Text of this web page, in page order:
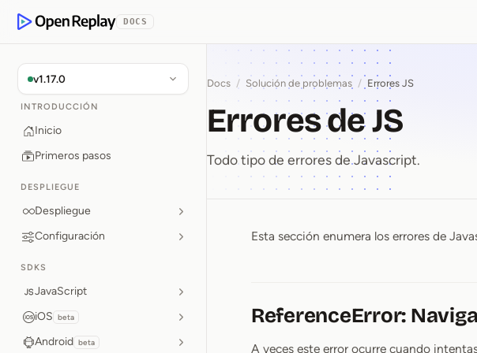
OpenReplay
DOCS
v1.17.0
INTRODUCCIÓN
Inicio
Primeros pasos
DESPLIEGUE
Despliegue
Configuración
SDKS
JavaScript
iOS beta
Android beta
Docs / Solución de problemas / Errores JS
Errores de JS
Todo tipo de errores de Javascript.
Errores de JS
Esta sección enumera los errores de
ReferenceError:
A veces este error ocurre cuando